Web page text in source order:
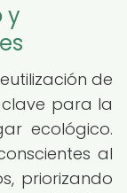
y
de
para la
ecológico.
al
priorizando